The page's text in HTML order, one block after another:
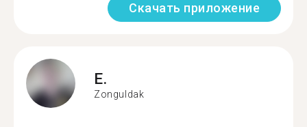
Скачать приложение
E.
Zonguldak